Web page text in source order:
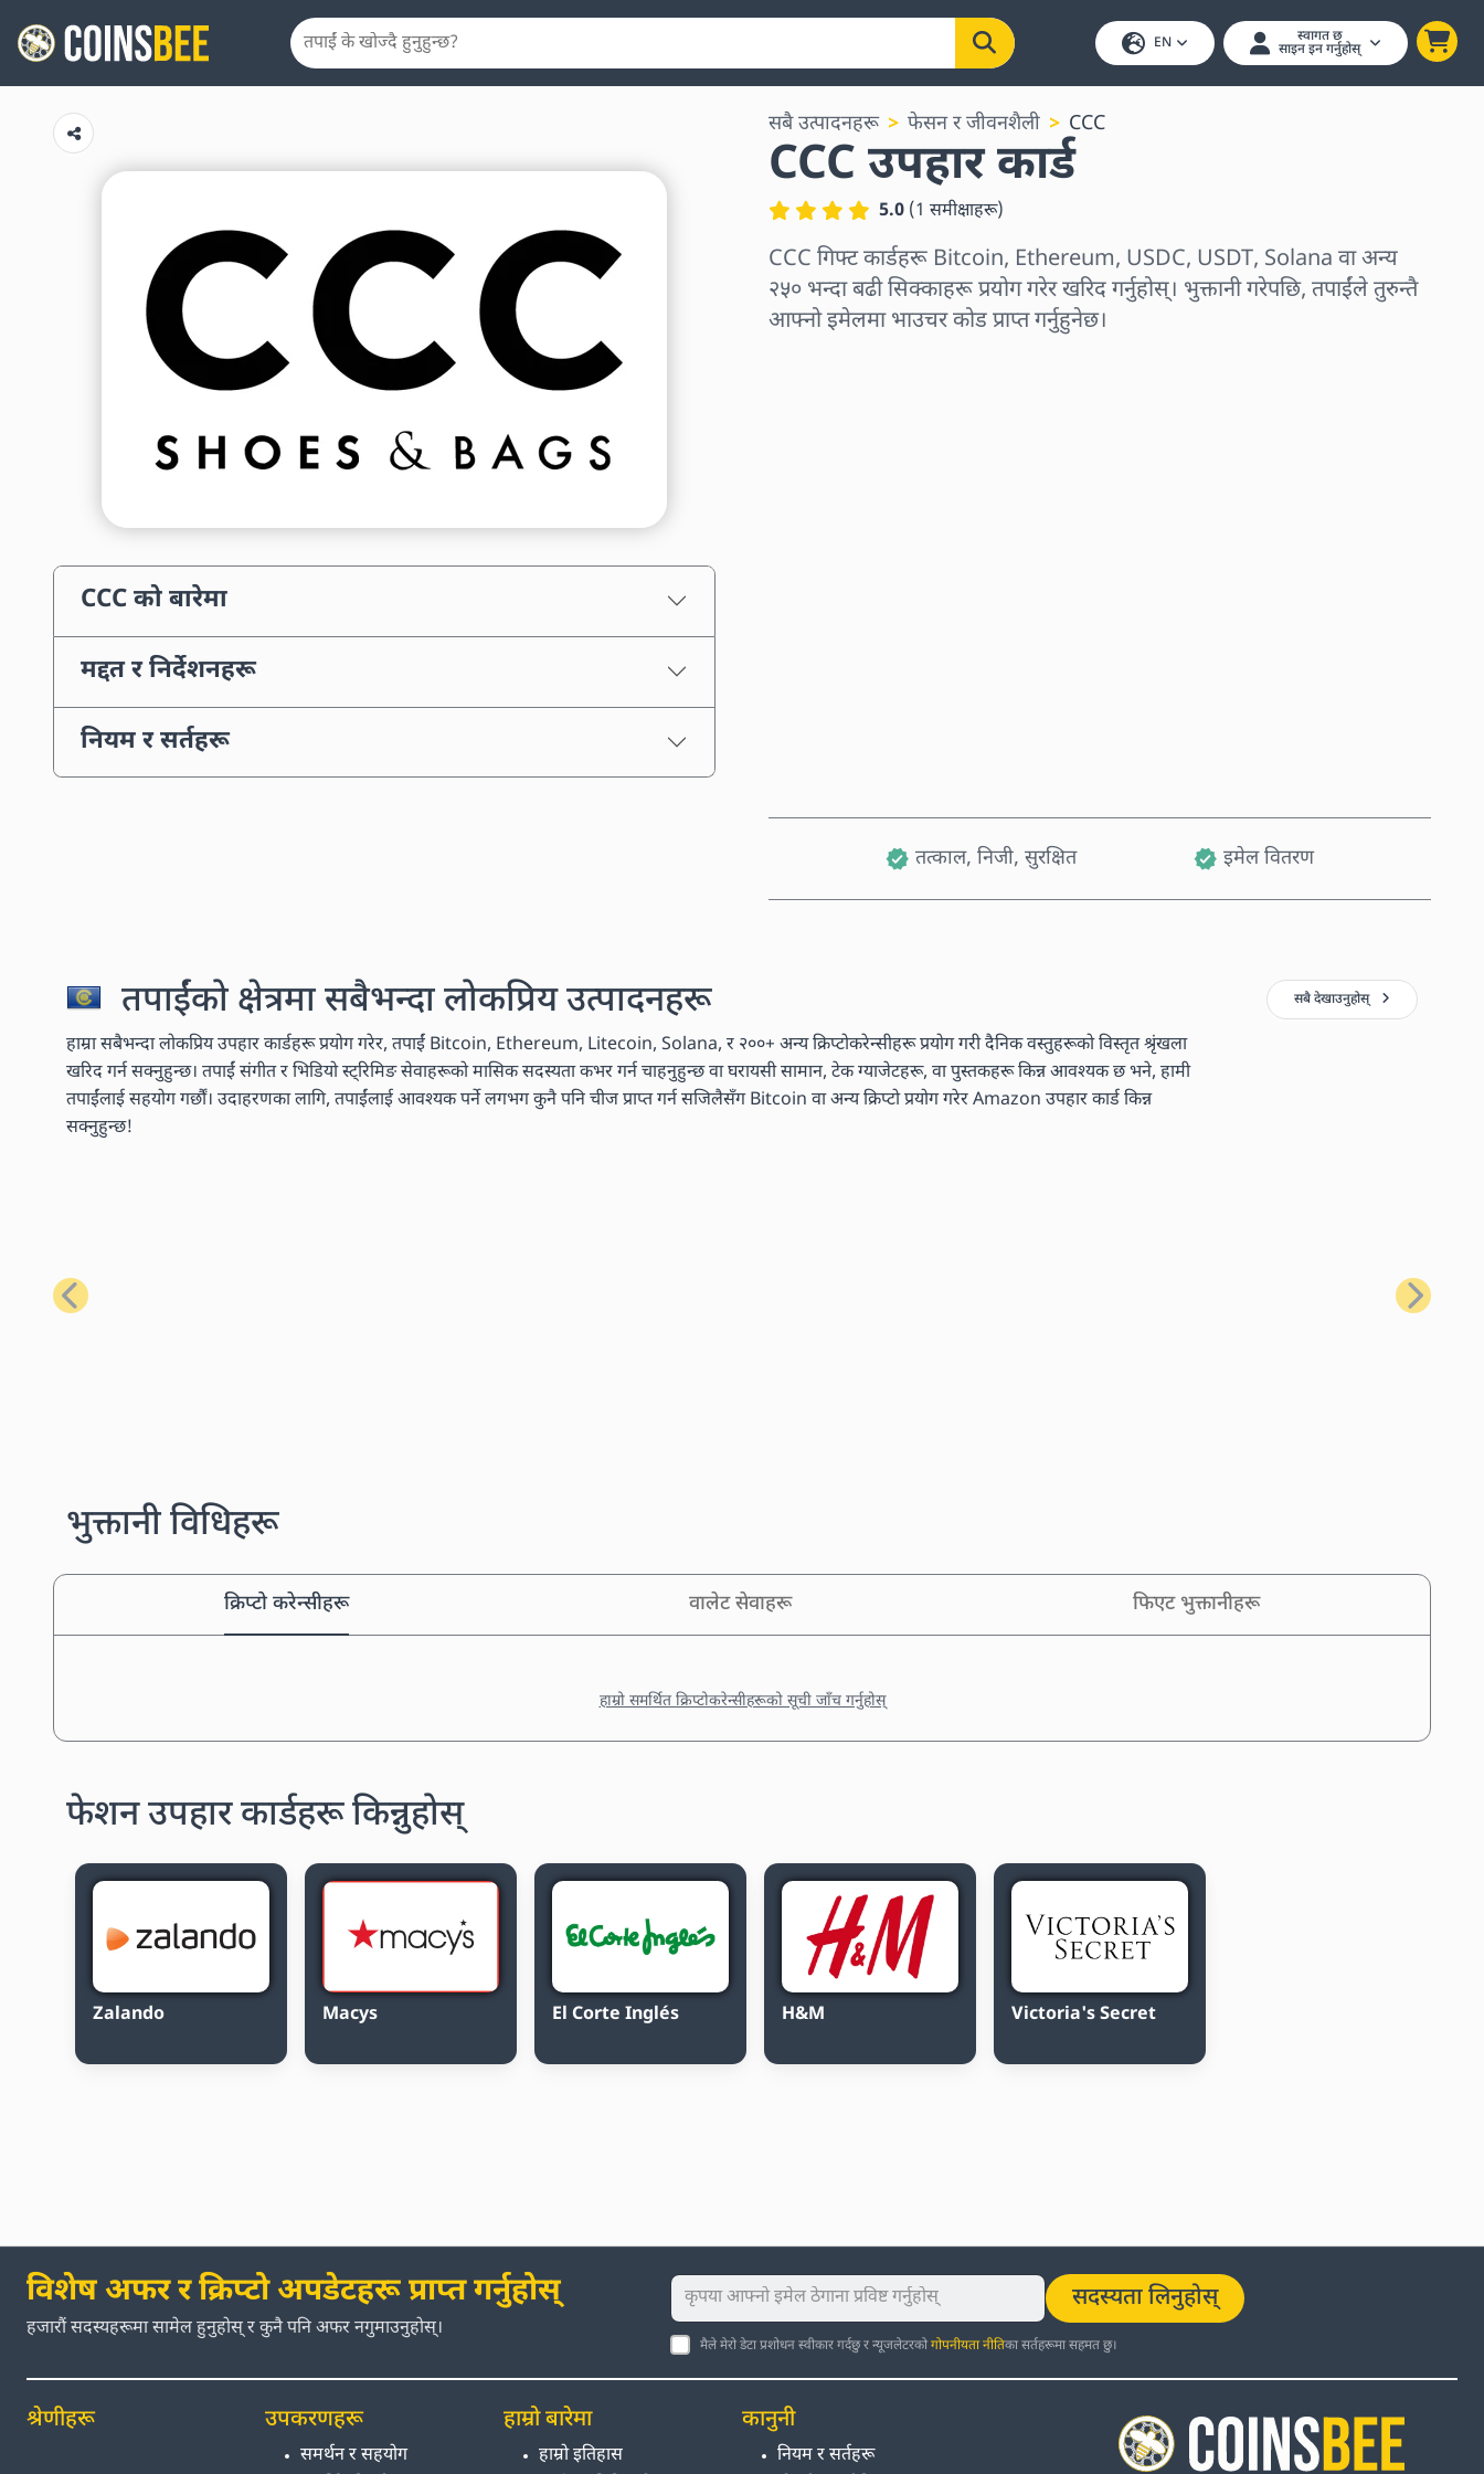
EN स्वागत छ
साइन इन गर्नुहोस्
CCC को बारेमा
मद्दत र निर्देशनहरू
नियम र सर्तहरू
सबै उत्पादनहरू फेसन र जीवनशैली CCC
CCC उपहार कार्ड
5.0 (1 समीक्षाहरू)
CCC गिफ्ट कार्डहरू Bitcoin, Ethereum, USDC, USDT, Solana वा अन्य
२५० भन्दा बढी सिक्काहरू प्रयोग गरेर खरिद गर्नुहोस्। भुक्तानी गरेपछि, तपाईंले तुरुन्तै
आफ्नो इमेलमा भाउचर कोड प्राप्त गर्नुहुनेछ।
तत्काल, निजी, सुरक्षित इमेल वितरण
तपाईंको क्षेत्रमा सबैभन्दा लोकप्रिय उत्पादनहरू
हाम्रा सबैभन्दा लोकप्रिय उपहार कार्डहरू प्रयोग गरेर, तपाईं Bitcoin, Ethereum, Litecoin, Solana, र २००+ अन्य क्रिप्टोकरेन्सीहरू प्रयोग गरी दैनिक वस्तुहरूको विस्तृत श्रृंखला
खरिद गर्न सक्नुहुन्छ। तपाईं संगीत र भिडियो स्ट्रिमिङ सेवाहरूको मासिक सदस्यता कभर गर्न चाहनुहुन्छ वा घरायसी सामान, टेक ग्याजेटहरू, वा पुस्तकहरू किन्न आवश्यक छ भने, हामी
तपाईंलाई सहयोग गर्छौं। उदाहरणका लागि, तपाईंलाई आवश्यक पर्ने लगभग कुनै पनि चीज प्राप्त गर्न सजिलैसँग Bitcoin वा अन्य क्रिप्टो प्रयोग गरेर Amazon उपहार कार्ड किन्न
सक्नुहुन्छ!
सबै देखाउनुहोस्
अघिल्लो अर्को
भुक्तानी विधिहरू
क्रिप्टो करेन्सीहरू वालेट सेवाहरू फिएट भुक्तानीहरू
हाम्रो समर्थित क्रिप्टोकरेन्सीहरूको सूची जाँच गर्नुहोस्
फेशन उपहार कार्डहरू किन्नुहोस्
Zalando Macys El Corte Inglés H&M Victoria's Secret
विशेष अफर र क्रिप्टो अपडेटहरू प्राप्त गर्नुहोस्
हजारौं सदस्यहरूमा सामेल हुनुहोस् र कुनै पनि अफर नगुमाउनुहोस्।
सदस्यता लिनुहोस्
मैले मेरो डेटा प्रशोधन स्वीकार गर्दछु र न्यूजलेटरकोगोपनीयता नीतिका सर्तहरूमा सहमत छु।
श्रेणीहरू उपकरणहरू
समर्थन र सहयोग
हाम्रो बारेमा
हाम्रो इतिहास
कानुनी
नियम र सर्तहरू